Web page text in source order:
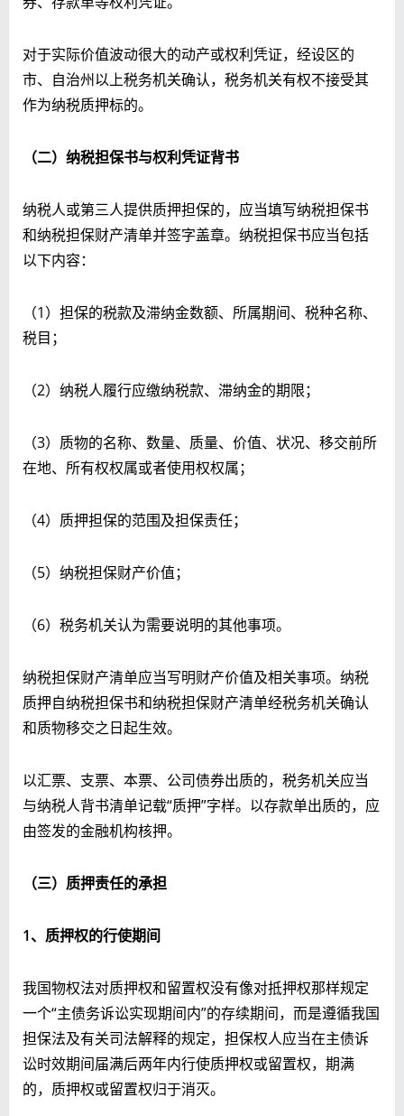
对于实际价值波动很大的动产或权利凭证，经设区的
市、自治州以上税务机关确认，税务机关有权不接受其
作为纳税质押标的。
（二）纳税担保书与权利凭证背书
纳税人或第三人提供质押担保的，应当填写纳税担保书
和纳税担保财产清单并签字盖章。纳税担保书应当包括
以下内容：
（1）担保的税款及滞纳金数额、所属期间、税种名称、
税目；
（2）纳税人履行应缴纳税款、滞纳金的期限；
（3）质物的名称、数量、质量、价值、状况、移交前所
在地、所有权权属或者使用权权属；
（4）质押担保的范围及担保责任；
（5）纳税担保财产价值；
（6）税务机关认为需要说明的其他事项。
纳税担保财产清单应当写明财产价值及相关事项。纳税
质押自纳税担保书和纳税担保财产清单经税务机关确认
和质物移交之日起生效。
以汇票、支票、本票、公司债券出质的，税务机关应当
与纳税人背书清单记载“质押”字样。以存款单出质的，应
由签发的金融机构核押。
（三）质押责任的承担
1、质押权的行使期间
我国物权法对质押权和留置权没有像对抵押权那样规定
一个“主债务诉讼实现期间内”的存续期间，而是遵循我国
担保法及有关司法解释的规定，担保权人应当在主债诉
讼时效期间届满后两年内行使质押权或留置权，期满
的，质押权或留置权归于消灭。